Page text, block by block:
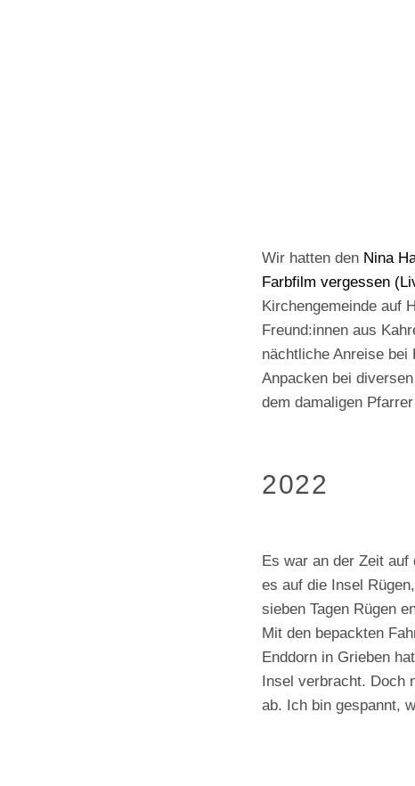
Wir hatten den Nina
Farbfilm vergessen
Kirchengemeinde auf
Freund:innen aus
nächtliche Anreise
Anpacken bei
dem damaligen
2022
Es war an der Zeit auf
es auf die Insel
sieben Tagen Rügen
Mit den bepackten
Enddorn in Grieben
Insel verbracht. Doch
ab. Ich bin gespannt,